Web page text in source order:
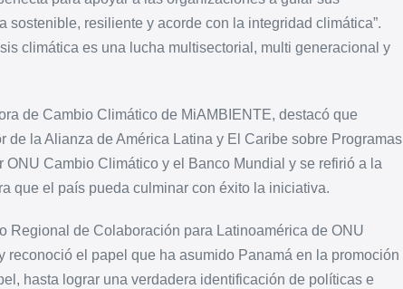
sostenible, resiliente y acorde con la integridad climática”.
climática es una lucha multisectorial, multi generacional y
de Cambio Climático de MiAMBIENTE, destacó que
de la Alianza de América Latina y El Caribe sobre Programas
Cambio Climático y el Banco Mundial y se refirió a la
que el país pueda culminar con éxito la iniciativa.
Regional de Colaboración para Latinoamérica de ONU
reconoció el papel que ha asumido Panamá en la promoción
hasta lograr una verdadera identificación de políticas e